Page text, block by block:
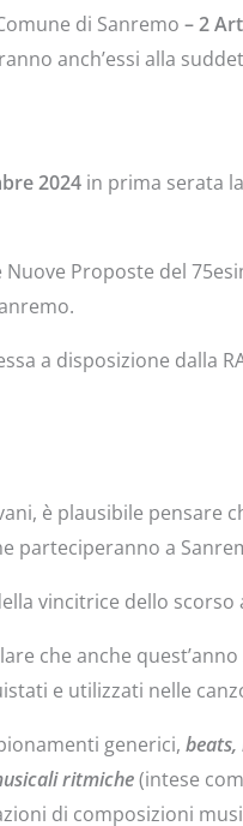
di Sanremo – 2
anch’essi alla
2024 in prima serata
Proposte del
a disposizione dalla
è plausibile pensare
parteciperanno a
vincitrice dello scorso
che anche
e utilizzati nelle
generici,
ritmiche(intese
di composizioni